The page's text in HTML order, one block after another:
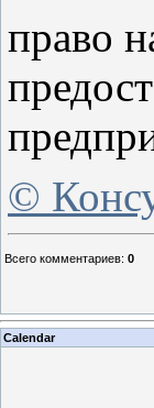
право
©
Всего комментариев: 0
Calendar